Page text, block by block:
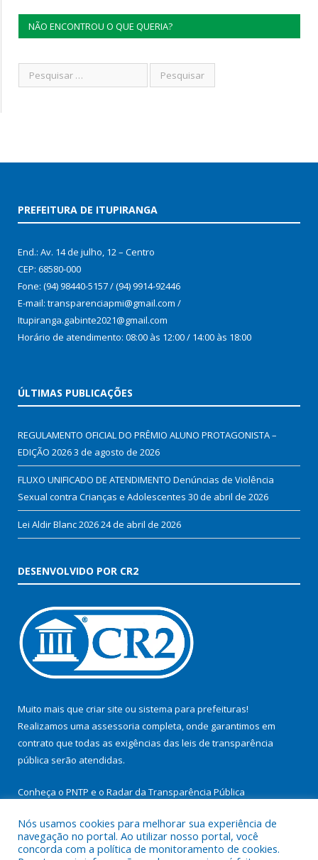
NÃO ENCONTROU O QUE QUERIA?
PREFEITURA DE ITUPIRANGA
End.: Av. 14 de julho, 12 – Centro
CEP: 68580-000
Fone: (94) 98440-5157 / (94) 9914-92446
E-mail: transparenciapmi@gmail.com /
Itupiranga.gabinte2021@gmail.com
Horário de atendimento: 08:00 às 12:00 / 14:00 às 18:00
ÚLTIMAS PUBLICAÇÕES
REGULAMENTO OFICIAL DO PRÊMIO ALUNO PROTAGONISTA –
EDIÇÃO 20263 de agosto de 2026
FLUXO UNIFICADO DE ATENDIMENTO Denúncias de Violência
Sexual contra Crianças e Adolescentes 30 de abril de 2026
Lei Aldir Blanc 202624 de abril de 2026
DESENVOLVIDO POR CR2
Muito mais que criar site ou sistema para prefeituras!
Realizamos uma assessoria completa, onde garantimos em
contrato que todas as exigências das leis de transparência
pública serão atendidas.
Conheça o PNTP e o Radar da Transparência Pública
Nós usamos cookies para melhorar sua experiência de
navegação no portal. Ao utilizar nosso portal, você
concorda com a política de monitoramento de cookies.